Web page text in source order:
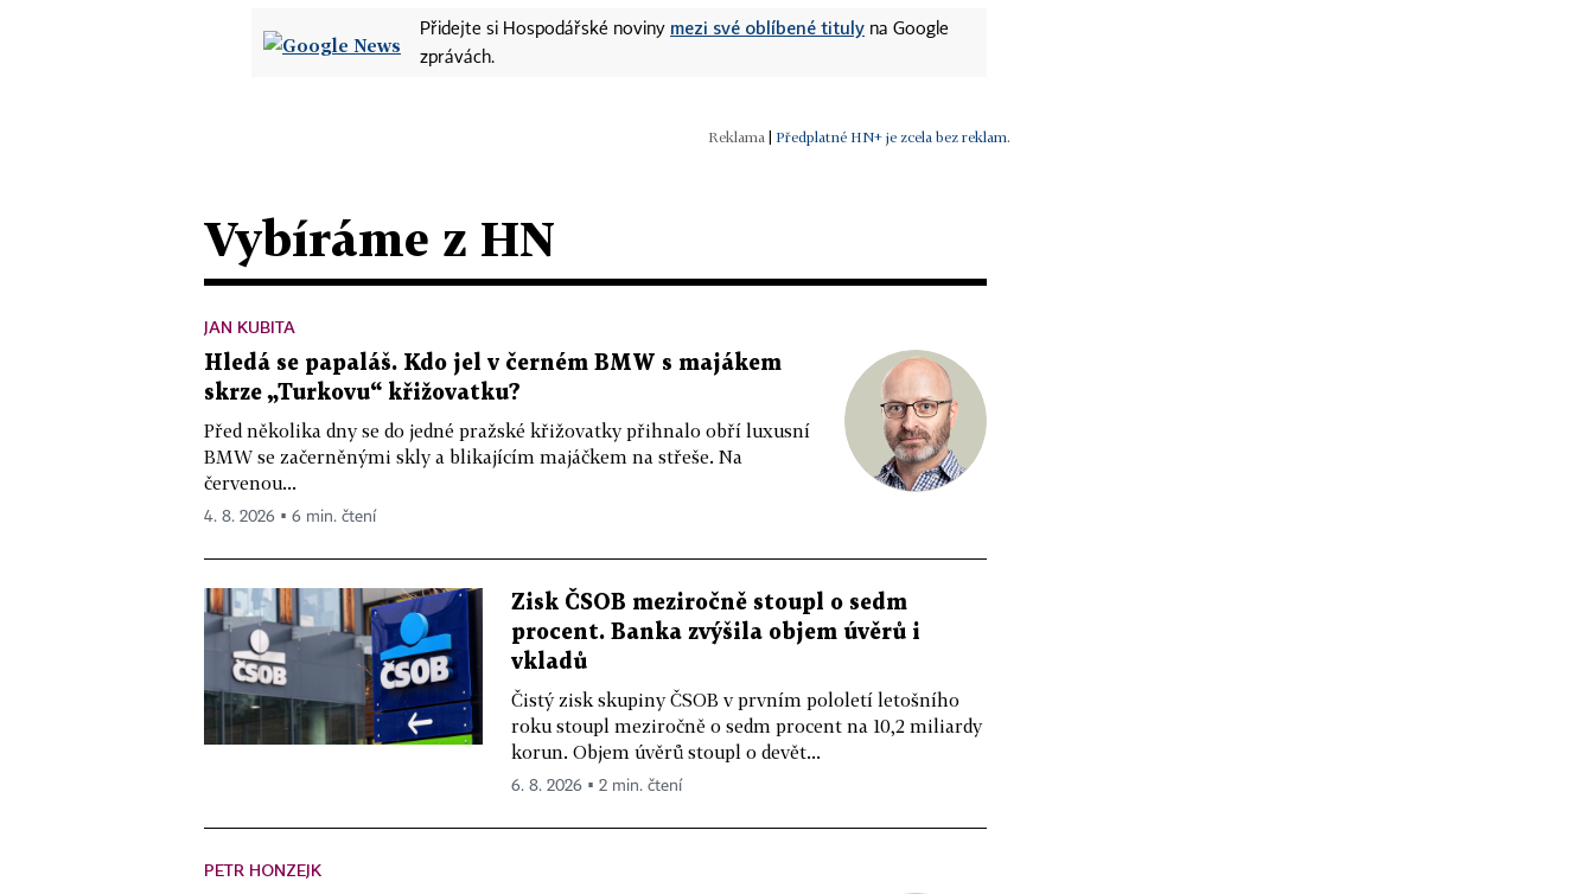
Přidejte si Hospodářské noviny mezi své oblíbené tituly na Google
zprávách.
| Předplatné HN+ je zcela bez reklam.
Vybíráme z HN
JAN KUBITA
Hledá se papaláš. Kdo jel v černém BMW s majákem
skrze „Turkovu“ křižovatku?
Před několika dny se do jedné pražské křižovatky přihnalo obří luxusní
BMW se začerněnými skly a blikajícím majáčkem na střeše. Na
červenou...
4. 8. 2026 ▪ 6 min. čtení
Zisk ČSOB meziročně stoupl o sedm
procent. Banka zvýšila objem úvěrů i
vkladů
Čistý zisk skupiny ČSOB v prvním pololetí letošního
roku stoupl meziročně o sedm procent na 10,2 miliardy
korun. Objem úvěrů stoupl o devět...
6. 8. 2026 ▪ 2 min. čtení
PETR HONZEJK